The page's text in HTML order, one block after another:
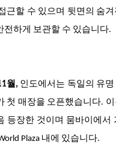
근할 수 있으며 뒷면의 숨
전하게 보관할 수 있습니다.
월, 인도에서는 독일의 유
첫 매장을 오픈했습니다.
등장한 것이며 뭄바이에서
Plaza 내에 있습니다.